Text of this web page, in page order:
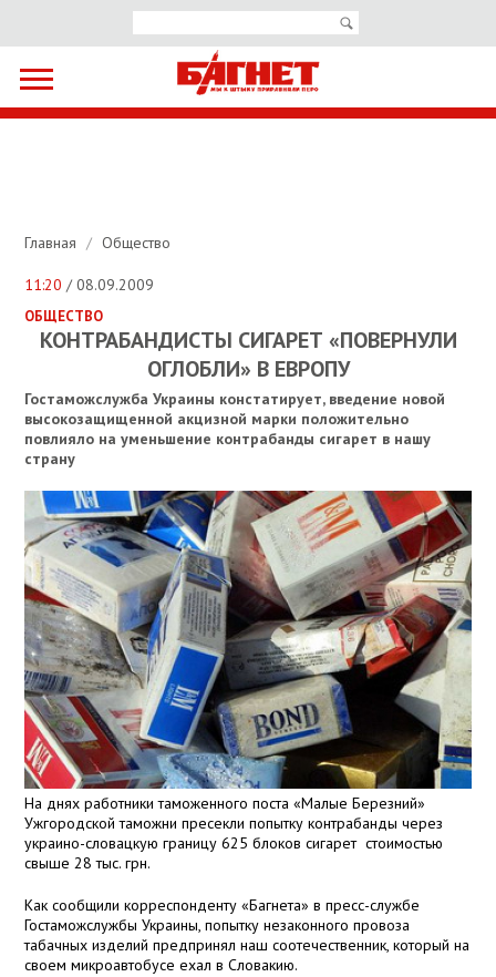
Главная / Общество
11:20 / 08.09.2009
ОБЩЕСТВО
КОНТРАБАНДИСТЫ СИГАРЕТ «ПОВЕРНУЛИ
ОГЛОБЛИ» В ЕВРОПУ
Гостаможслужба Украины констатирует, введение новой
высокозащищенной акцизной марки положительно
повлияло на уменьшение контрабанды сигарет в нашу
страну
На днях работники таможенного поста «Малые Березний»
Ужгородской таможни пресекли попытку контрабанды через
украино-словацкую границу 625 блоков сигарет стоимостью
свыше 28 тыс. грн.
Как сообщили корреспонденту «Багнета» в пресс-службе
Гостаможслужбы Украины, попытку незаконного провоза
табачных изделий предпринял наш соотечественник, который на
своем микроавтобусе ехал в Словакию.